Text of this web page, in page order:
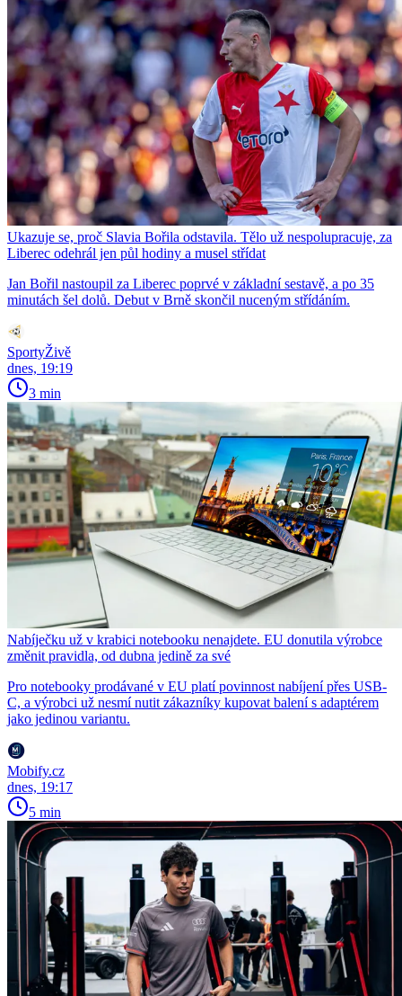
Ukazuje se, proč Slavia Bořila odstavila. Tělo už nespolupracuje, za
Liberec odehrál jen půl hodiny a musel střídat
Jan Bořil nastoupil za Liberec poprvé v základní sestavě, a po 35
minutách šel dolů. Debut v Brně skončil nuceným střídáním.
SportyŽivě
dnes, 19:19
3 min
Nabíječku už v krabici notebooku nenajdete. EU donutila výrobce
změnit pravidla, od dubna jedině za své
Pro notebooky prodávané v EU platí povinnost nabíjení přes USB-
C, a výrobci už nesmí nutit zákazníky kupovat balení s adaptérem
jako jedinou variantu.
Mobify.cz
dnes, 19:17
5 min